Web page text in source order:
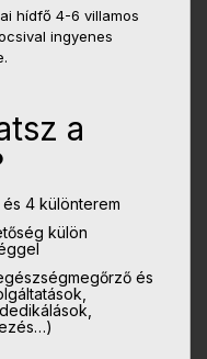
hídfő 4-6 villamos
ingyenes
a
4 különterem
külön
és